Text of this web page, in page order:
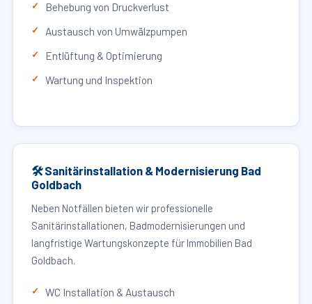
Behebung von Druckverlust
Austausch von Umwälzpumpen
Entlüftung & Optimierung
Wartung und Inspektion
🛠 Sanitärinstallation & Modernisierung Bad
Goldbach
Neben Notfällen bieten wir professionelle
Sanitärinstallationen, Badmodernisierungen und
langfristige Wartungskonzepte für Immobilien Bad
Goldbach.
WC Installation & Austausch